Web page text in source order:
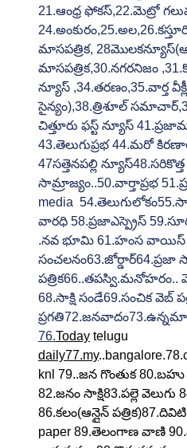
21.ఆంధ్ర ఫోకస్,22.మెట్రో
మాసపత్రిక,
మాసపత్రిక,30.నగరనిజం
న్యూస్ ,34.తరణం,35.వార్త వీక్లీ
సైన్యం),38.త్రిశూల్
చిత్తూరు ఫస్ట్ న్యూస్
43.తెలుగుప్రభ 44.మరో
47సత్తెనపల్లి
సామ్రాజ్యం..50.వార్తాప్రభ
media
వారధి 58.ప్రజాఎస్ప్రెస్
.నవ భూమి 61.హంస వాయిస్
సంచలనం63.జోర్డార్64.ప్రజా
పత్రిక66..తపస్వి.మనోహరం..
68.సాక్షి సండే69.సంచిక వెబ్
76.Today telugu
daily77.my
knl 79..జన గొంతుక
82.జనం సాక్షి83.పల్లె
86.కలం(ఆన్లైన్
paper 89.తెలంగాణ వాణి